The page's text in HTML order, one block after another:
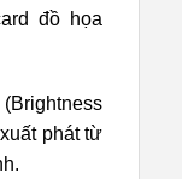
đồ họa
phát từ